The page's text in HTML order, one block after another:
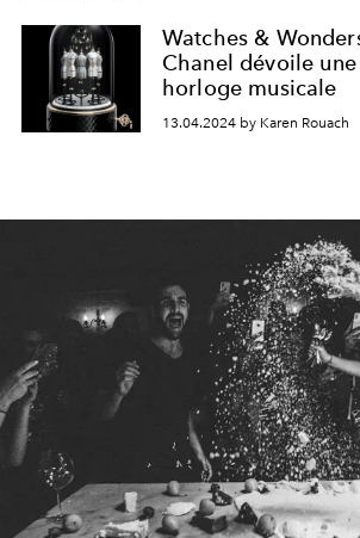
Watches &
Chanel dévoile
horloge musicale
13.04.2024 by Karen Rouach